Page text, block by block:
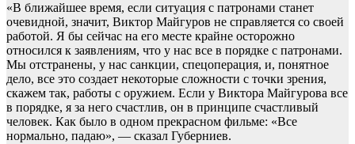
«В ближайшее время, если ситуация с патронами станет
очевидной, значит, Виктор Майгуров не справляется со своей
работой. Я бы сейчас на его месте крайне осторожно
относился к заявлениям, что у нас все в порядке с патронами.
Мы отстранены, у нас санкции, спецоперация, и, понятное
дело, все это создает некоторые сложности с точки зрения,
скажем так, работы с оружием. Если у Виктора Майгурова все
в порядке, я за него счастлив, он в принципе счастливый
человек. Как было в одном прекрасном фильме: «Все
нормально, падаю», — сказал Губерниев.